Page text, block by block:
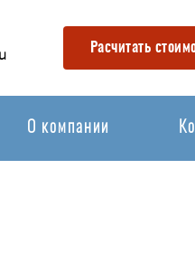
Расчитать
О компании